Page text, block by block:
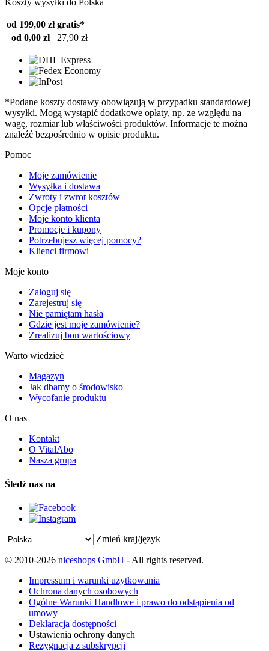
Koszty wysyłki do Polska
od 199,00 zł gratis*
od 0,00 zł
27,90 zł
*Podane koszty dostawy obowiązują w przypadku standardowej
wysyłki. Mogą wystąpić dodatkowe opłaty, np. ze względu na
wagę, rozmiar lub właściwości produktów. Informacje te można
znaleźć bezpośrednio w opisie produktu.
Pomoc
Moje zamówienie
Wysyłka i dostawa
Zwroty i zwrot kosztów
Opcje płatności
Moje konto klienta
Promocje i kupony
Potrzebujesz więcej pomocy?
Klienci firmowi
Moje konto
Zaloguj się
Zarejestruj się
Nie pamiętam hasła
Gdzie jest moje zamówienie?
Zrealizuj bon wartościowy
Warto wiedzieć
Magazyn
Jak dbamy o środowisko
Wycofanie produktu
O nas
Kontakt
O VitalAbo
Nasza grupa
Śledź nas na
Zmień kraj/język
© 2010-2026 niceshops GmbH - All rights reserved.
Impressum i warunki użytkowania
Ochrona danych osobowych
Ogólne Warunki Handlowe i prawo do odstąpienia od
umowy
Deklaracja dostępności
Ustawienia ochrony danych
Rezygnacja z subskrypcji